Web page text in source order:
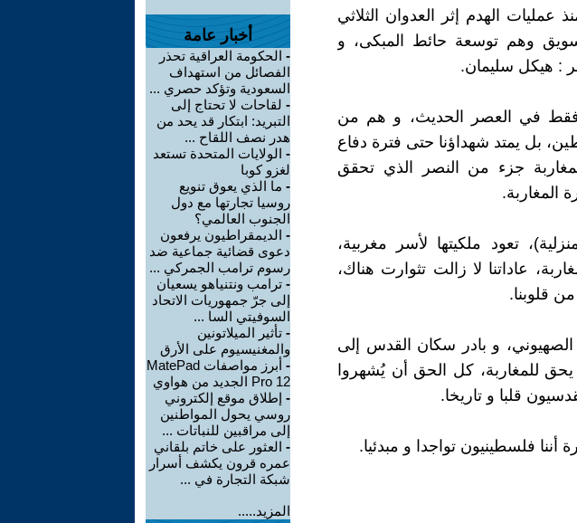
الهدم إثر العدوان الثلاثي
دك أكثر من 135 بناية، لتسويق وهم توسعة حائط المبكى، و
: هيكل سليمان.
في العصر الحديث، و هم من
بل يمتد شهداؤنا حتى فترة دفاع
جزء من النصر الذي تحقق
المغاربة.
تعود ملكيتها لأسر مغربية،
عاداتنا لا زالت تثوارت هناك،
قلوبنا.
الصهيوني، و بادر سكان القدس إلى
يحق للمغاربة، كل الحق أن يُشهروا
قلبا و تاريخا.
أننا فلسطينيون تواجدا و مبدئيا.
أخبار عامة
- الحكومة العراقية تحذر
الفصائل من استهداف
السعودية وتؤكد حصري ...
- لقاحات لا تحتاج إلى
التبريد: ابتكار قد يحد من
هدر نصف اللقاح ...
- الولايات المتحدة تستعد
لغزو كوبا
- ما الذي يعوق تنويع
روسيا تجارتها مع دول
الجنوب العالمي؟
- الديمقراطيون يرفعون
دعوى قضائية جماعية ضد
رسوم ترامب الجمركي ...
- ترامب ونتنياهو يسعيان
إلى جرّ جمهوريات الاتحاد
السوفيتي السا ...
- تأثير الميلاتونين
والمغنيسيوم على الأرق
-
أبرز مواصفات MatePad
Pro 12 الجديد من هواوي
- إطلاق موقع إلكتروني
روسي يحول المواطنين
إلى مراقبين للنباتات ...
- العثور على خاتم بلقاني
عمره قرون يكشف أسرار
شبكة التجارة في ...
المزيد.....